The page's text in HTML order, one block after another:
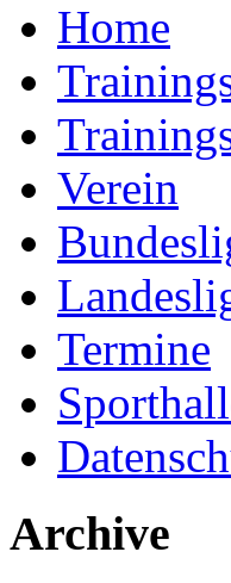
Home
Verein
Termine
Archive